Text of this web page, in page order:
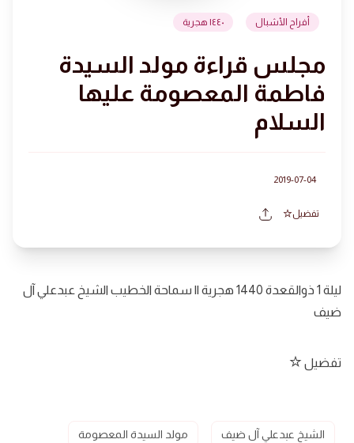
أفراح الأشبال ١٤٤٠ هجرية
مجلس قراءة مولد السيدة
فاطمة المعصومة عليها
السلام
2019-07-04
تفضيل
ليلة 1 ذوالقعدة 1440 هجرية || سماحة الخطيب الشيخ عبدعلي آل
ضيف
تفضيل
الشيخ عبدعلي آل ضيف مولد السيدة المعصومة